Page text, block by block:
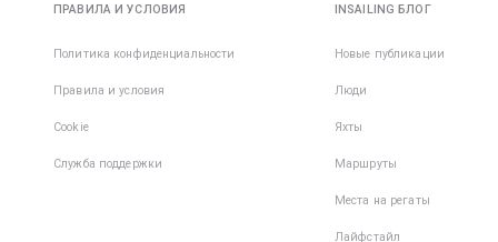
ПРАВИЛА И УСЛОВИЯ
Политика конфиденциальности
Правила и условия
Cookie
Служба поддержки
INSAILING БЛОГ
Новые публикации
Люди
Яхты
Маршруты
Места на регаты
Лайфстайл